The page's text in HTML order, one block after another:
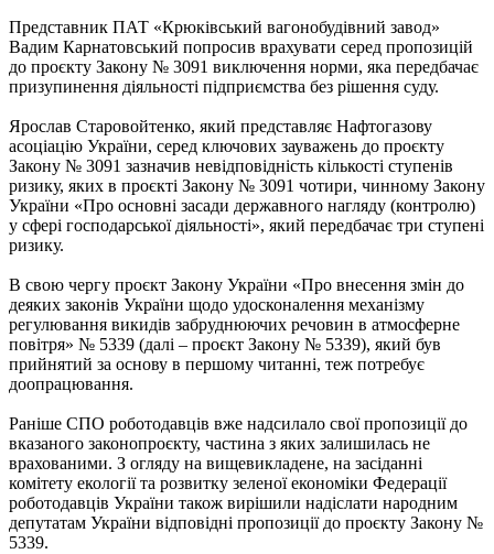
Представник ПАТ «Крюківський вагонобудівний завод»
Вадим Карнатовський попросив врахувати серед пропозицій
до проєкту Закону № 3091 виключення норми, яка передбачає
призупинення діяльності підприємства без рішення суду.
Ярослав Старовойтенко, який представляє Нафтогазову
асоціацію України, серед ключових зауважень до проєкту
Закону № 3091 зазначив невідповідність кількості ступенів
ризику, яких в проєкті Закону № 3091 чотири, чинному Закону
України «Про основні засади державного нагляду (контролю)
у сфері господарської діяльності», який передбачає три ступені
ризику.
В свою чергу проєкт Закону України «Про внесення змін до
деяких законів України щодо удосконалення механізму
регулювання викидів забруднюючих речовин в атмосферне
повітря» № 5339 (далі – проєкт Закону № 5339), який був
прийнятий за основу в першому читанні, теж потребує
доопрацювання.
Раніше СПО роботодавців вже надсилало свої пропозиції до
вказаного законопроєкту, частина з яких залишилась не
врахованими. З огляду на вищевикладене, на засіданні
комітету екології та розвитку зеленої економіки Федерації
роботодавців України також вирішили надіслати народним
депутатам України відповідні пропозиції до проєкту Закону №
5339.